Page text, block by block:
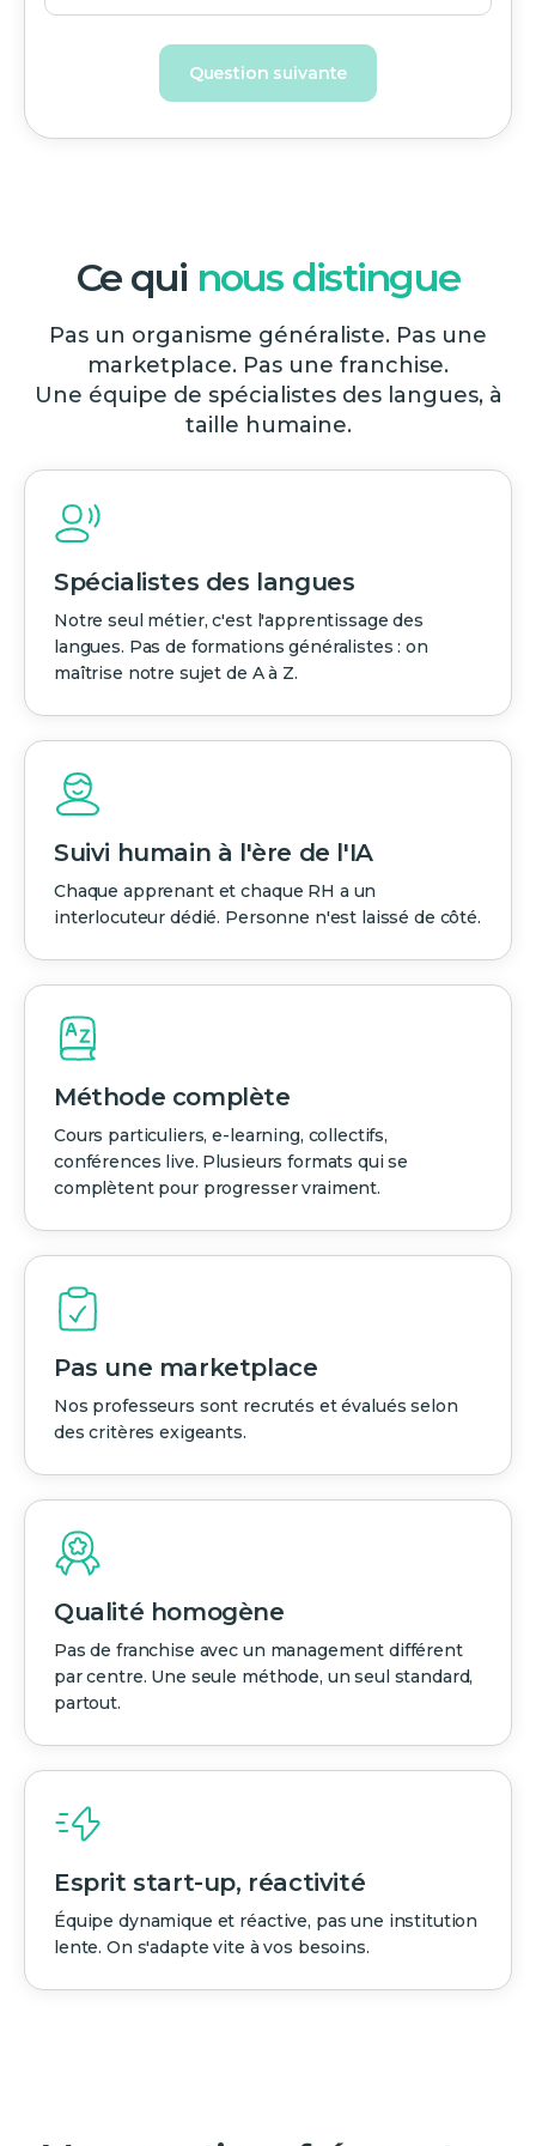
Question suivante
Ce qui nous distingue
Pas un organisme généraliste. Pas une
marketplace. Pas une franchise.
Une équipe de spécialistes des langues, à
taille humaine.
Spécialistes des langues
Notre seul métier, c'est l'apprentissage des
langues. Pas de formations généralistes : on
maîtrise notre sujet de A à Z.
Suivi humain à l'ère de l'IA
Chaque apprenant et chaque RH a un
interlocuteur dédié. Personne n'est laissé de côté.
Méthode complète
Cours particuliers, e-learning, collectifs,
conférences live. Plusieurs formats qui se
complètent pour progresser vraiment.
Pas une marketplace
Nos professeurs sont recrutés et évalués selon
des critères exigeants.
Qualité homogène
Pas de franchise avec un management différent
par centre. Une seule méthode, un seul standard,
partout.
Esprit start-up, réactivité
Équipe dynamique et réactive, pas une institution
lente. On s'adapte vite à vos besoins.